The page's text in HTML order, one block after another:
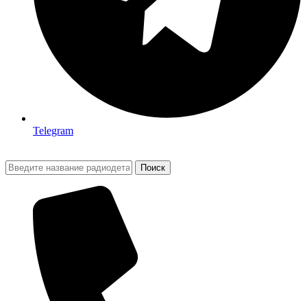
Telegram
Поиск